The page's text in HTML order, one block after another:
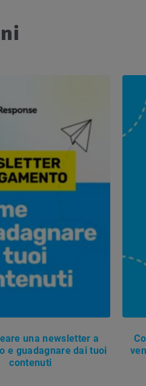
una newsletter a
e guadagnare dai tuoi
contenuti